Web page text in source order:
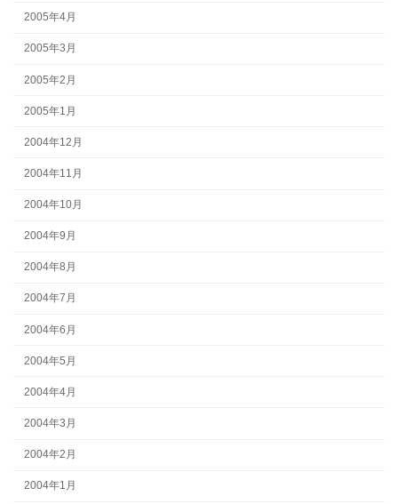
2005年4月
2005年3月
2005年2月
2005年1月
2004年12月
2004年11月
2004年10月
2004年9月
2004年8月
2004年7月
2004年6月
2004年5月
2004年4月
2004年3月
2004年2月
2004年1月